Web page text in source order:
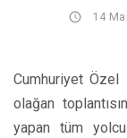
14
Cumhuriyet Özel
olağan
yapan tüm